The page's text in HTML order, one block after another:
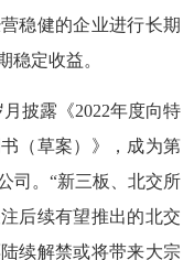
稳健的企业进行长期
稳定收益。
披露《2022年度向特
（草案）》，成为第
司。“新三板、北交所
后续有望推出的北交
续解禁或将带来大宗